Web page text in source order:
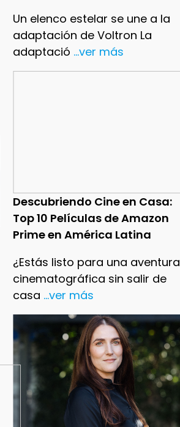
Un elenco estelar se une a la
adaptación de Voltron La
adaptació ...ver más
Descubriendo Cine en Casa:
Top 10 Películas de Amazon
Prime en América Latina
¿Estás listo para una aventura
cinematográfica sin salir de
casa ...ver más